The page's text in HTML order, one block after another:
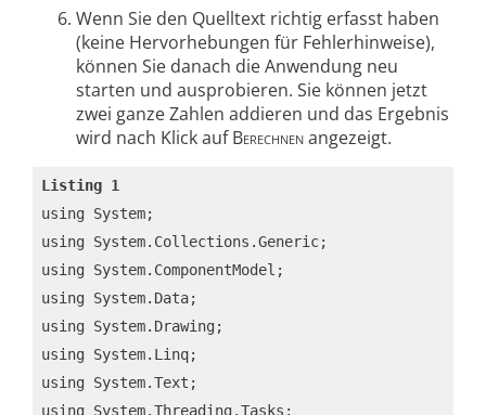
Wenn Sie den Quelltext richtig erfasst haben
(keine Hervorhebungen für Fehlerhinweise),
können Sie danach die Anwendung neu
starten und ausprobieren. Sie können jetzt
zwei ganze Zahlen addieren und das Ergebnis
wird nach Klick aufBerechnenangezeigt.
Listing 1
using System;
using System.Collections.Generic;
using System.ComponentModel;
using System.Data;
using System.Drawing;
using System.Linq;
using System.Text;
using System.Threading.Tasks;